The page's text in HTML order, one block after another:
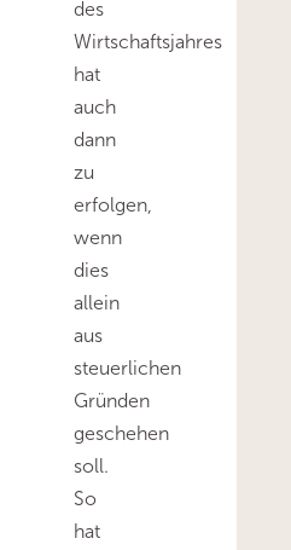
des
Wirtschaftsjahres
hat
auch
dann
zu
erfolgen,
wenn
dies
allein
aus
steuerlichen
Gründen
geschehen
soll.
So
hat